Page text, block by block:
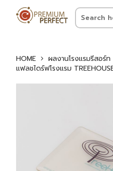
HOME ผลงานโรงแรมรีสอร์ท
แฟลชไดร์ฟโรงแรม